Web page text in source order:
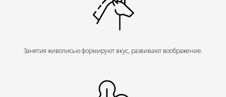
Занятия живописью формируют вкус, развивают воображение.